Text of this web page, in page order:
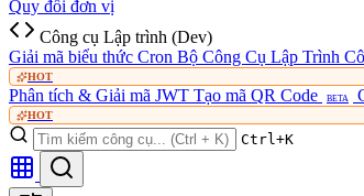
Quy đổi đơn vị
Công cụ Lập trình (Dev)
Giải mã biểu thức Cron Bộ Công Cụ Lập Trình
HOT
Phân tích & Giải mã JWT Tạo mã QR Code BETA
HOT
Ctrl+K